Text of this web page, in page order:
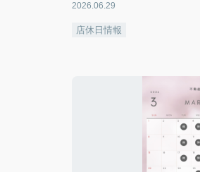
2026.06.29
店休日情報